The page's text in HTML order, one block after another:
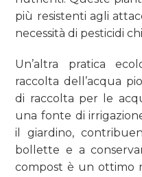
più resistenti agli
necessità di pesticidi
Un’altra pratica
raccolta dell’acqua
di raccolta per le
una fonte di
il giardino,
bollette e a
compost è un ottimo